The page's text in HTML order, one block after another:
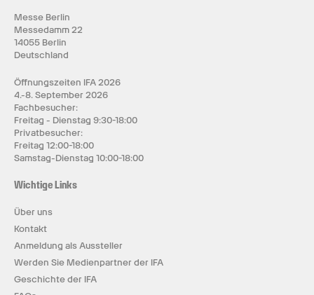
Messe Berlin
Messedamm 22
14055 Berlin
Deutschland
Öffnungszeiten IFA 2026
4.-8. September 2026
Fachbesucher:
Freitag - Dienstag 9:30-18:00
Privatbesucher:
Freitag 12:00-18:00
Samstag-Dienstag 10:00-18:00
Wichtige Links
Über uns
Kontakt
Anmeldung als Aussteller
Werden Sie Medienpartner der IFA
Geschichte der IFA